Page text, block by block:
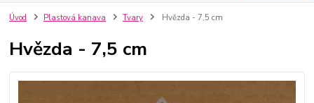
Úvod Plastová kanava Tvary Hvězda - 7,5 cm
Hvězda - 7,5 cm